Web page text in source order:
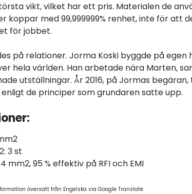
vikt, vilket har ett pris. Materialen de
koppar med 99,999999% renhet, inte för
för jobbet.
på relationer. Jorma Koski byggde på
hela världen. Han arbetade nära Marten,
utställningar. År 2016, på Jormas
de principer som grundaren satte upp.
3 st
mm2, 95 % effektiv på RFI och EMI
översatt från Engelska via Google Translate